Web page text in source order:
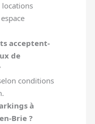
locations
acceptent-
de
conditions
à
Brie ?